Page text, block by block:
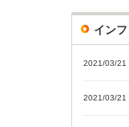
イン
2021/03/21
2021/03/21